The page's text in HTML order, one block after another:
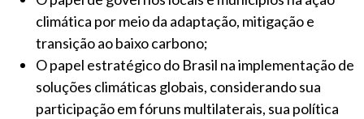
climática por meio da adaptação, mitigação e
transição ao baixo carbono;
O papel estratégico do Brasil na implementação de
soluções climáticas globais, considerando sua
participação em fóruns multilaterais, sua política